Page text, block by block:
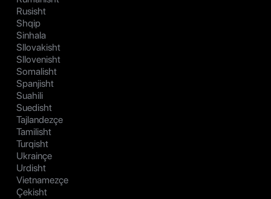
Rusisht
Shqip
Sinhala
Sllovakisht
Sllovenisht
Somalisht
Spanjisht
Suahili
Suedisht
Tajlandezçe
Tamilisht
Turqisht
Ukrainçe
Urdisht
Vietnamezçe
Çekisht